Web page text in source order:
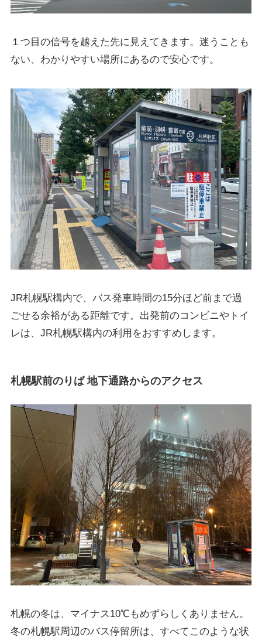
１つ目の信号を越えた先に見えてきます。迷うことも
ない、わかりやすい場所にあるので安心です。
JR札幌駅構内で、バス発車時間の15分ほど前まで過
ごせる余裕がある距離です。出発前のコンビニやトイ
レは、JR札幌駅構内の利用をおすすめします。
札幌駅前のりば 地下通路からのアクセス
札幌の冬は、マイナス10℃もめずらしくありません。
冬の札幌駅周辺のバス停留所は、すべてこのような状